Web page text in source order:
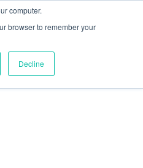
computer.
browser to remember your
Decline